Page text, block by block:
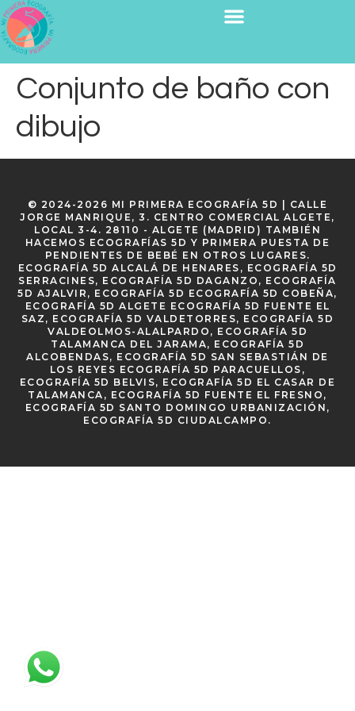
Conjunto de baño con
dibujo
© 2024-2026 MI PRIMERA ECOGRAFÍA 5D | CALLE
JORGE MANRIQUE, 3. CENTRO COMERCIAL ALGETE,
LOCAL 3-4. 28110 - ALGETE (MADRID) TAMBIÉN
HACEMOS ECOGRAFÍAS 5D Y PRIMERA PUESTA DE
PENDIENTES DE BEBÉ EN OTROS LUGARES.
ECOGRAFÍA 5D ALCALÁ DE HENARES, ECOGRAFÍA 5D
SERRACINES, ECOGRAFÍA 5D DAGANZO, ECOGRAFÍA
5D AJALVIR, ECOGRAFÍA 5D ECOGRAFÍA 5D COBEÑA,
ECOGRAFÍA 5D ALGETE ECOGRAFÍA 5D FUENTE EL
SAZ, ECOGRAFÍA 5D VALDETORRES, ECOGRAFÍA 5D
VALDEOLMOS-ALALPARDO, ECOGRAFÍA 5D
TALAMANCA DEL JARAMA, ECOGRAFÍA 5D
ALCOBENDAS, ECOGRAFÍA 5D SAN SEBASTIÁN DE
LOS REYES ECOGRAFÍA 5D PARACUELLOS,
ECOGRAFÍA 5D BELVIS, ECOGRAFÍA 5D EL CASAR DE
TALAMANCA, ECOGRAFÍA 5D FUENTE EL FRESNO,
ECOGRAFÍA 5D SANTO DOMINGO URBANIZACIÓN,
ECOGRAFÍA 5D CIUDALCAMPO.